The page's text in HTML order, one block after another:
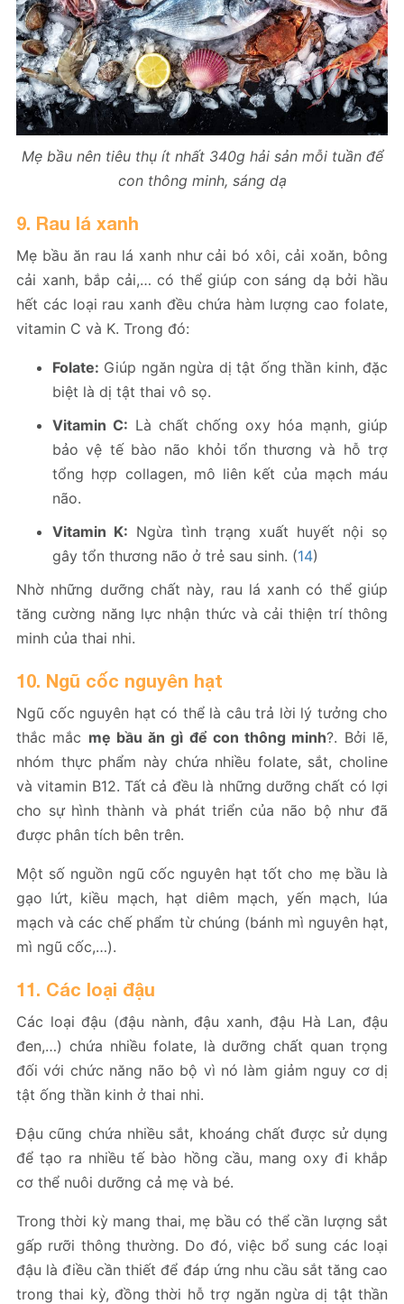
Mẹ bầu nên tiêu thụ ít nhất 340g hải sản mỗi tuần để
con thông minh, sáng dạ
9. Rau lá xanh
Mẹ bầu ăn rau lá xanh như cải bó xôi, cải xoăn, bông
cải xanh, bắp cải,… có thể giúp con sáng dạ bởi hầu
hết các loại rau xanh đều chứa hàm lượng cao folate,
vitamin C và K. Trong đó:
Folate: Giúp ngăn ngừa dị tật ống thần kinh, đặc
biệt là dị tật thai vô sọ.
Vitamin C: Là chất chống oxy hóa mạnh, giúp
bảo vệ tế bào não khỏi tổn thương và hỗ trợ
tổng hợp collagen, mô liên kết của mạch máu
não.
Vitamin K: Ngừa tình trạng xuất huyết nội sọ
gây tổn thương não ở trẻ sau sinh. (14)
Nhờ những dưỡng chất này, rau lá xanh có thể giúp
tăng cường năng lực nhận thức và cải thiện trí thông
minh của thai nhi.
10. Ngũ cốc nguyên hạt
Ngũ cốc nguyên hạt có thể là câu trả lời lý tưởng cho
thắc mắc mẹ bầu ăn gì để con thông minh?. Bởi lẽ,
nhóm thực phẩm này chứa nhiều folate, sắt, choline
và vitamin B12. Tất cả đều là những dưỡng chất có lợi
cho sự hình thành và phát triển của não bộ như đã
được phân tích bên trên.
Một số nguồn ngũ cốc nguyên hạt tốt cho mẹ bầu là
gạo lứt, kiều mạch, hạt diêm mạch, yến mạch, lúa
mạch và các chế phẩm từ chúng (bánh mì nguyên hạt,
mì ngũ cốc,…).
11. Các loại đậu
Các loại đậu (đậu nành, đậu xanh, đậu Hà Lan, đậu
đen,…) chứa nhiều folate, là dưỡng chất quan trọng
đối với chức năng não bộ vì nó làm giảm nguy cơ dị
tật ống thần kinh ở thai nhi.
Đậu cũng chứa nhiều sắt, khoáng chất được sử dụng
để tạo ra nhiều tế bào hồng cầu, mang oxy đi khắp
cơ thể nuôi dưỡng cả mẹ và bé.
Trong thời kỳ mang thai, mẹ bầu có thể cần lượng sắt
gấp rưỡi thông thường. Do đó, việc bổ sung các loại
đậu là điều cần thiết để đáp ứng nhu cầu sắt tăng cao
trong thai kỳ, đồng thời hỗ trợ ngăn ngừa dị tật thần